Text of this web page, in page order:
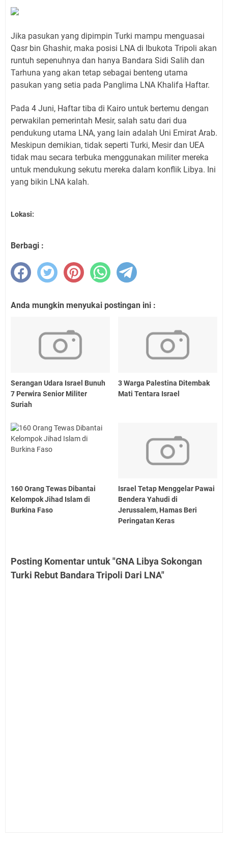
Jika pasukan yang dipimpin Turki mampu menguasai
Qasr bin Ghashir, maka posisi LNA di Ibukota Tripoli akan
runtuh sepenuhnya dan hanya Bandara Sidi Salih dan
Tarhuna yang akan tetap sebagai benteng utama
pasukan yang setia pada Panglima LNA Khalifa Haftar.
Pada 4 Juni, Haftar tiba di Kairo untuk bertemu dengan
perwakilan pemerintah Mesir, salah satu dari dua
pendukung utama LNA, yang lain adalah Uni Emirat Arab.
Meskipun demikian, tidak seperti Turki, Mesir dan UEA
tidak mau secara terbuka menggunakan militer mereka
untuk mendukung sekutu mereka dalam konflik Libya. Ini
yang bikin LNA kalah.
Lokasi:
Berbagi :
Anda mungkin menyukai postingan ini :
Serangan Udara Israel Bunuh
7 Perwira Senior Militer
Suriah
3 Warga Palestina Ditembak
Mati Tentara Israel
160 Orang Tewas Dibantai
Kelompok Jihad Islam di
Burkina Faso
Israel Tetap Menggelar Pawai
Bendera Yahudi di
Jerussalem, Hamas Beri
Peringatan Keras
Posting Komentar untuk "GNA Libya Sokongan
Turki Rebut Bandara Tripoli Dari LNA"